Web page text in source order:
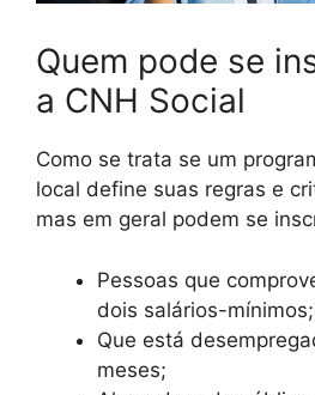
Quem pode se
a CNH Social
Como se trata se um
local define suas regras e
mas em geral podem se
Pessoas que
dois salários-mínimos;
Que está
meses;